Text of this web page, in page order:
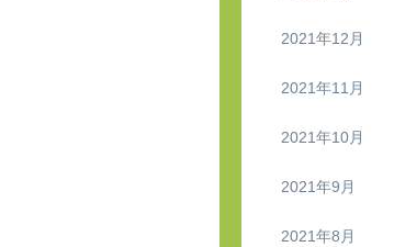
2021年12月
2021年11月
2021年10月
2021年9月
2021年8月